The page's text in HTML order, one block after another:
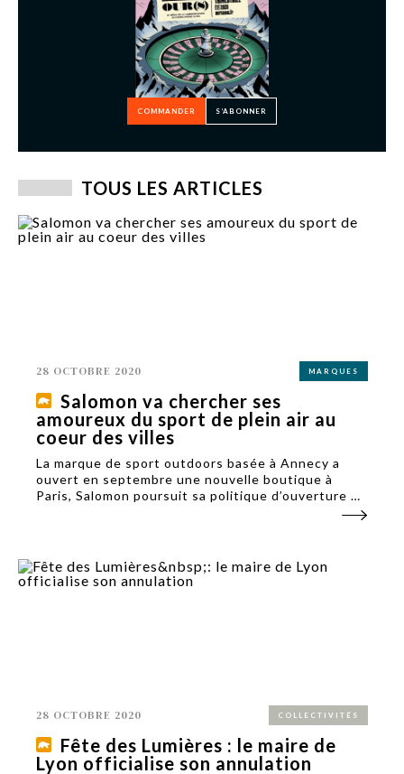
COMMANDER S’ABONNER
TOUS LES ARTICLES
28 OCTOBRE 2020 MARQUES
Salomon va chercher ses
amoureux du sport de plein air au
coeur des villes
La marque de sport outdoors basée à Annecy a
ouvert en septembre une nouvelle boutique à
Paris, Salomon poursuit sa politique d’ouverture de
28 OCTOBRE 2020 COLLECTIVITÉS
Fête des Lumières : le maire de
Lyon officialise son annulation